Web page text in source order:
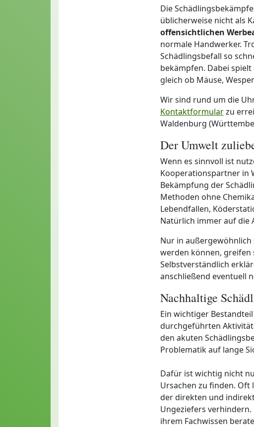
Die
üblicherweise nicht als
offensichtlichen
normale Handwerker.
Schädlingsbefall so
bekämpfen. Dabei spielt
gleich ob Mäuse,
Wir sind rund um die
Kontaktformularzu
Waldenburg
Der Umwelt
Wenn es sinnvoll ist
Kooperationspartner in
Bekämpfung der
Methoden ohne
Lebendfallen,
Natürlich immer auf die
Nur in außergewöhnlich
werden können, greifen
Selbstverständlich
anschließend eventuell
Nachhaltige
Ein wichtiger
durchgeführten
den akuten
Problematik auf lange
Dafür ist wichtig nicht
Ursachen zu finden. Oft
der direkten und
Ungeziefers
ihrem Fachwissen